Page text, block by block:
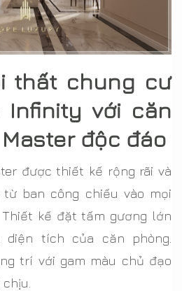
thất chung cư
Infinity với căn
độc đáo
được thiết kế rộng rãi và
ban công chiếu vào mọi
Thiết kế đặt tấm gương lớn
tích của căn phòng.
trí với gam màu chủ đạo